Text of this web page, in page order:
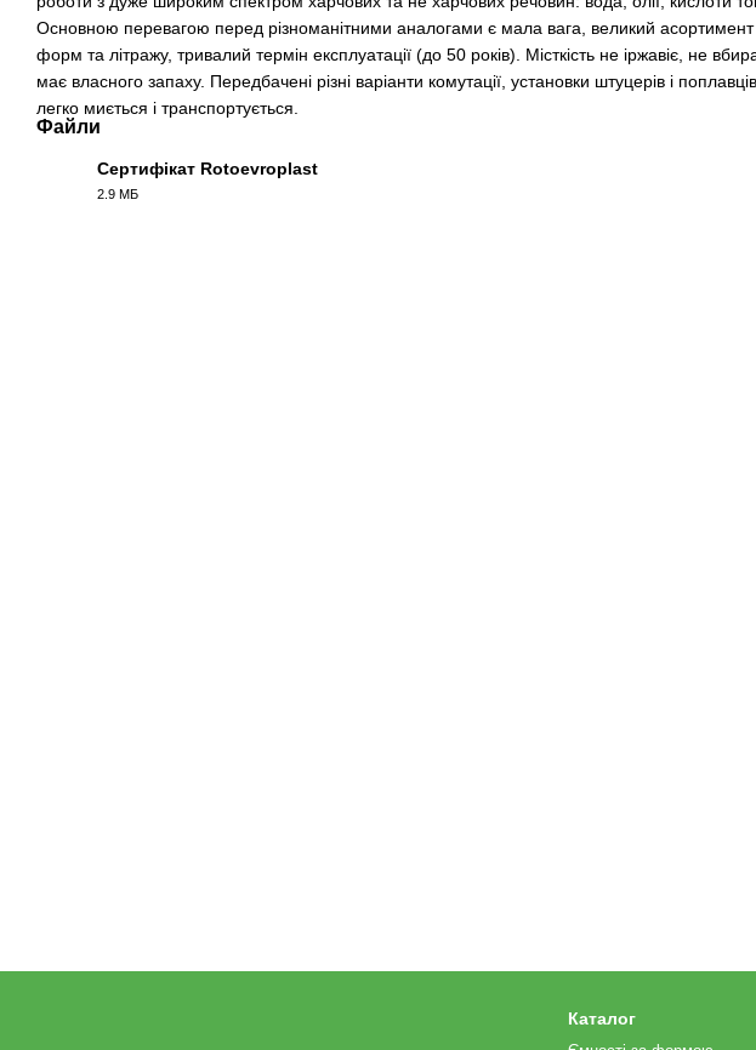
Основною перевагою перед різноманітними аналогами є мала вага, великий асортимент
форм та літражу, тривалий термін експлуатації (до 50 років). Місткість не іржавіє, не
має власного запаху. Передбачені різні варіанти комутації, установки штуцерів і поплавців,
легко миється і транспортується.
Файли
Сертифікат Rotoevroplast
2.9 МБ
Каталог